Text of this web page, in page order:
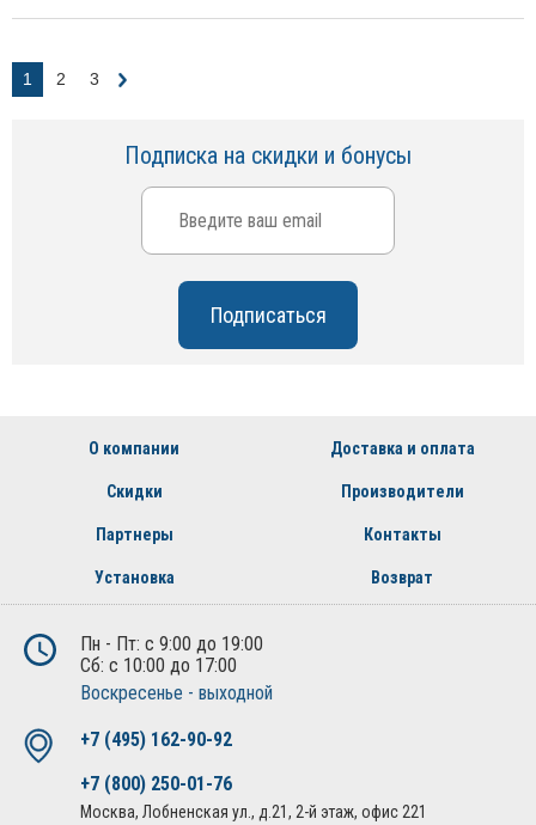
1 2 3
Подписка на скидки и бонусы
О компании Доставка и оплата
Скидки Производители
Партнеры Контакты
Установка Возврат
Пн - Пт: с 9:00 до 19:00
Сб: с 10:00 до 17:00
Воскресенье - выходной
+7 (495) 162-90-92
+7 (800) 250-01-76
Москва, Лобненская ул., д.21, 2-й этаж, офис 221